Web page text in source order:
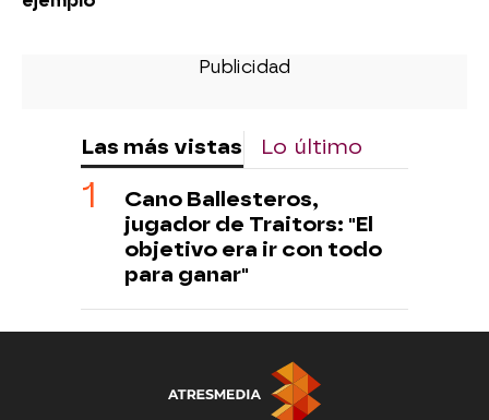
Las más vistas Lo último
Cano Ballesteros,
jugador de Traitors: "El
objetivo era ir con todo
para ganar"